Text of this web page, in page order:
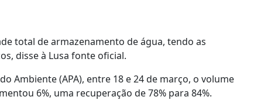
total de armazenamento de água, tendo as
disse à Lusa fonte oficial.
Ambiente (APA), entre 18 e 24 de março, o volume
6%, uma recuperação de 78% para 84%.